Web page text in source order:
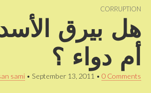
CORRUPTION
هل بيرق
أم دواء ؟
sami • September 13, 2011 • 0 Comments